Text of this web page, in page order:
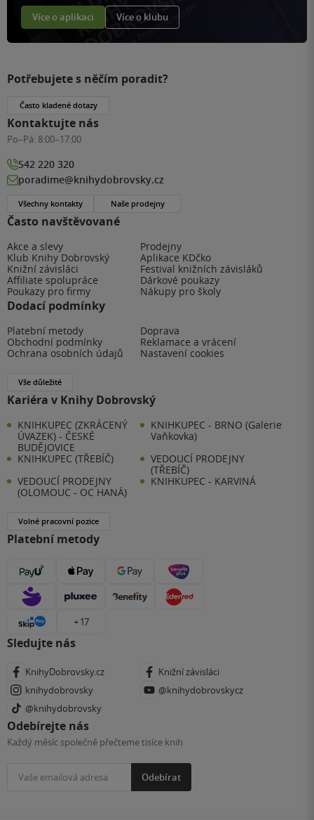
Více o aplikaci Více o klubu
Často navštěvované
Akce a slevy
Prodejny
Klub Knihy Dobrovský
Aplikace KDčko
Knižní závisláci
Festival knižních závisláků
Affiliate spolupráce
Dárkové poukazy
Poukazy pro firmy
Nákupy pro školy
Dodací podmínky
Platební metody
Doprava
Obchodní podmínky
Reklamace a vrácení
Ochrana osobních údajů
Nastavení cookies
Vše důležité
Kariéra v Knihy Dobrovský
KNIHKUPEC (ZKRÁCENÝ
ÚVAZEK) - ČESKÉ
BUDĚJOVICE
KNIHKUPEC - BRNO (Galerie
Vaňkovka)
KNIHKUPEC (TŘEBÍČ)
VEDOUCÍ PRODEJNY
(TŘEBÍČ)
VEDOUCÍ PRODEJNY
(OLOMOUC - OC HANÁ)
KNIHKUPEC - KARVINÁ
Volné pracovní pozice
Platební metody
+ 17
Sledujte nás
KnihyDobrovsky.cz
Knižní závisláci
knihydobrovsky
@knihydobrovskycz
@knihydobrovsky
Odebírejte nás
Každý měsíc společně přečteme tisíce knih
Odebírat
Potřebujete s něčím poradit?
Často kladené dotazy
Kontaktujte nás
Po–Pá: 8:00–17:00
542 220 320
poradime@knihydobrovsky.cz
Všechny kontakty Naše prodejny